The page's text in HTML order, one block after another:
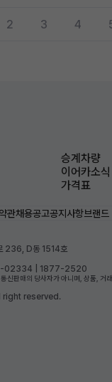
2 3 4
승계차량
이어카소식
가격표
관채용공고공지사항브랜드
236, D동 1514호
02334 | 1877-2520
신판매의 당사자가 아니며, 상품, 거
reserved.